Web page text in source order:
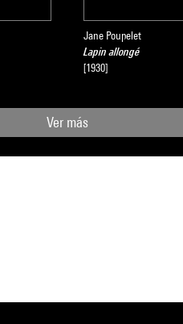
Jane Poupelet
Lapin allongé
[1930]
Ver más